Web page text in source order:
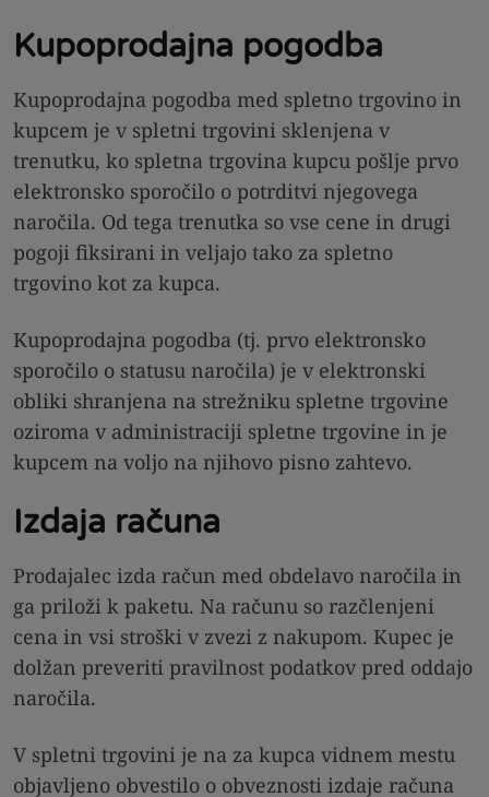
Kupoprodajna pogodba
Kupoprodajna pogodba med spletno trgovino in
kupcem je v spletni trgovini sklenjena v
trenutku, ko spletna trgovina kupcu pošlje prvo
elektronsko sporočilo o potrditvi njegovega
naročila. Od tega trenutka so vse cene in drugi
pogoji fiksirani in veljajo tako za spletno
trgovino kot za kupca.
Kupoprodajna pogodba (tj. prvo elektronsko
sporočilo o statusu naročila) je v elektronski
obliki shranjena na strežniku spletne trgovine
oziroma v administraciji spletne trgovine in je
kupcem na voljo na njihovo pisno zahtevo.
Izdaja računa
Prodajalec izda račun med obdelavo naročila in
ga priloži k paketu. Na računu so razčlenjeni
cena in vsi stroški v zvezi z nakupom. Kupec je
dolžan preveriti pravilnost podatkov pred oddajo
naročila.
V spletni trgovini je na za kupca vidnem mestu
objavljeno obvestilo o obveznosti izdaje računa